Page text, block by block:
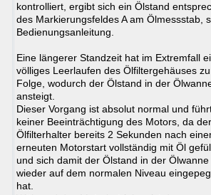
kontrolliert, ergibt sich ein Ölstand
des Markierungsfeldes A am Ölmessstab,
Bedienungsanleitung.
Eine längerer Standzeit hat im Extremfall
völliges Leerlaufen des Ölfiltergehäuses
Folge, wodurch der Ölstand in der
ansteigt.
Dieser Vorgang ist absolut normal und
keiner Beeinträchtigung des Motors, da der
Ölfilterhalter bereits 2 Sekunden nach
erneuten Motorstart vollständig mit Öl
und sich damit der Ölstand in der Ölwanne
wieder auf dem normalen Niveau
hat.